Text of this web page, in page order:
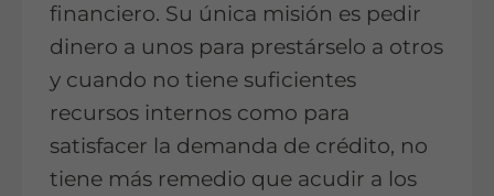
financiero. Su única misión es pedir
dinero a unos para prestárselo a otros
y cuando no tiene suficientes
recursos internos como para
satisfacer la demanda de crédito, no
tiene más remedio que acudir a los